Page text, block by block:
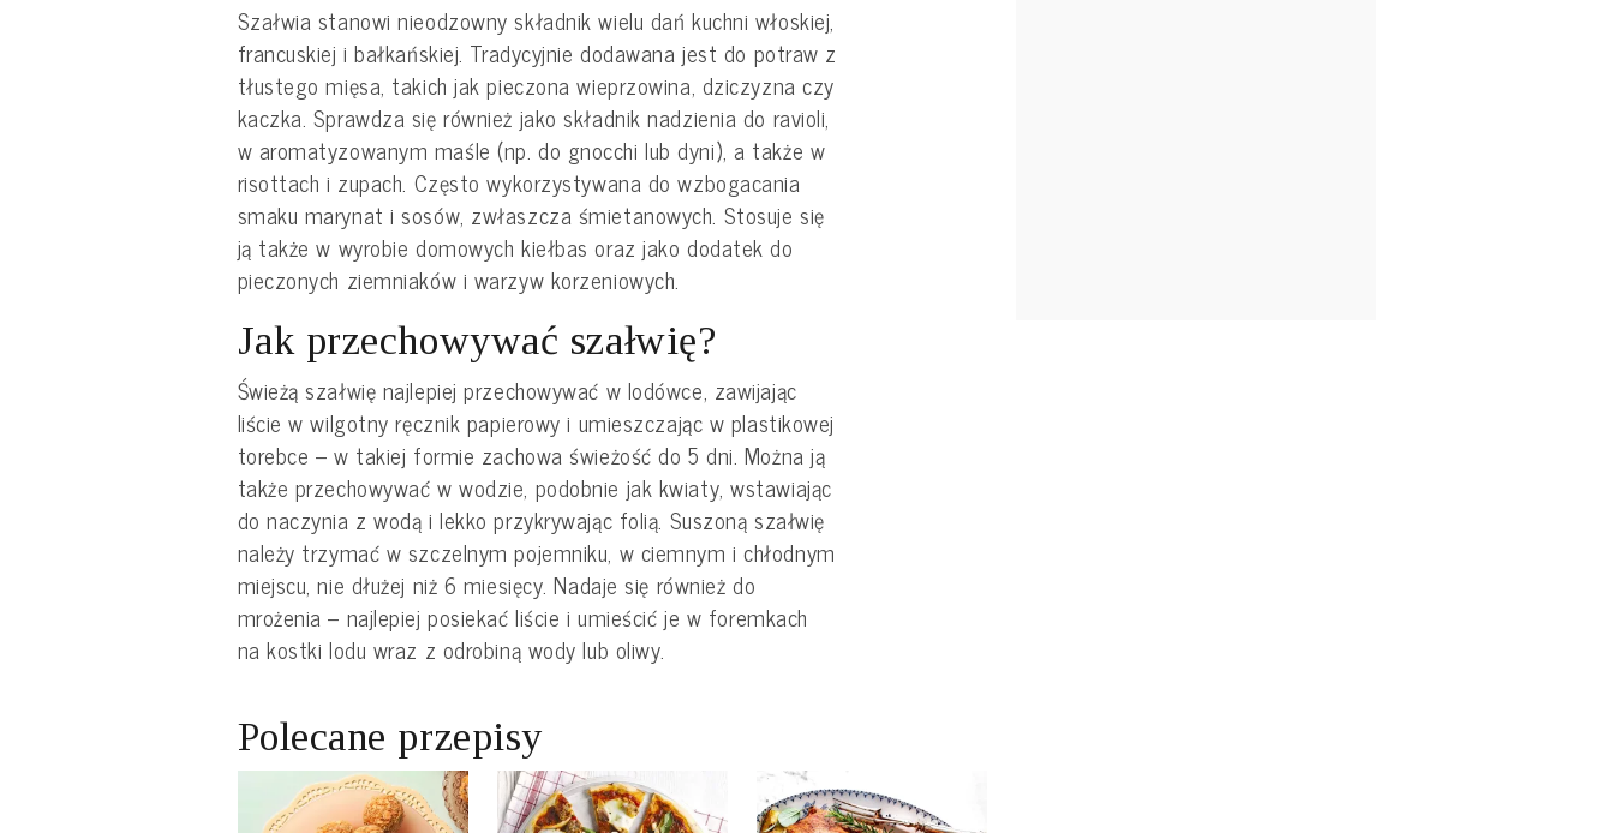
Szałwia stanowi nieodzowny składnik wielu dań kuchni włoskiej,
francuskiej i bałkańskiej. Tradycyjnie dodawana jest do potraw z
tłustego mięsa, takich jak pieczona wieprzowina, dziczyzna czy
kaczka. Sprawdza się również jako składnik nadzienia do ravioli,
w aromatyzowanym maśle (np. do gnocchi lub dyni), a także w
risottach i zupach. Często wykorzystywana do wzbogacania
smaku marynat i sosów, zwłaszcza śmietanowych. Stosuje się
ją także w wyrobie domowych kiełbas oraz jako dodatek do
pieczonych ziemniaków i warzyw korzeniowych.
Jak przechowywać szałwię?
Świeżą szałwię najlepiej przechowywać w lodówce, zawijając
liście w wilgotny ręcznik papierowy i umieszczając w plastikowej
torebce – w takiej formie zachowa świeżość do 5 dni. Można ją
także przechowywać w wodzie, podobnie jak kwiaty, wstawiając
do naczynia z wodą i lekko przykrywając folią. Suszoną szałwię
należy trzymać w szczelnym pojemniku, w ciemnym i chłodnym
miejscu, nie dłużej niż 6 miesięcy. Nadaje się również do
mrożenia – najlepiej posiekać liście i umieścić je w foremkach
na kostki lodu wraz z odrobiną wody lub oliwy.
Polecane przepisy